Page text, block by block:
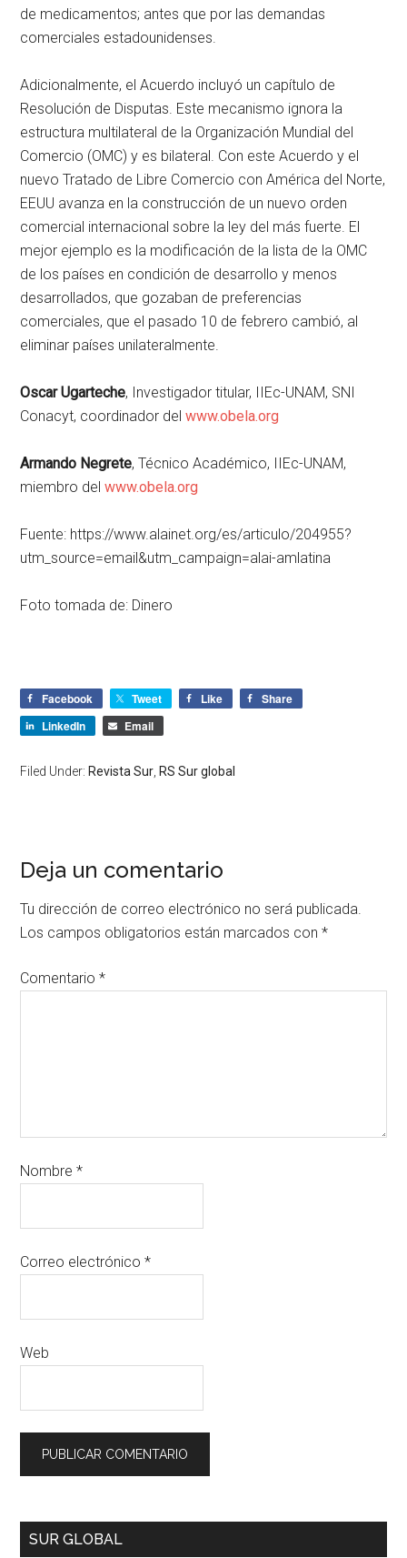
de medicamentos; antes que por las demandas
comerciales estadounidenses.
Adicionalmente, el Acuerdo incluyó un capítulo de
Resolución de Disputas. Este mecanismo ignora la
estructura multilateral de la Organización Mundial del
Comercio (OMC) y es bilateral. Con este Acuerdo y el
nuevo Tratado de Libre Comercio con América del Norte,
EEUU avanza en la construcción de un nuevo orden
comercial internacional sobre la ley del más fuerte. El
mejor ejemplo es la modificación de la lista de la OMC
de los países en condición de desarrollo y menos
desarrollados, que gozaban de preferencias
comerciales, que el pasado 10 de febrero cambió, al
eliminar países unilateralmente.
Oscar Ugarteche, Investigador titular, IIEc-UNAM, SNI
Conacyt, coordinador delwww.obela.org
Armando Negrete, Técnico Académico, IIEc-UNAM,
miembro delwww.obela.org
Fuente: https://www.alainet.org/es/articulo/204955?
utm_source=email&utm_campaign=alai-amlatina
Foto tomada de: Dinero
Facebook Tweet Like
Share
LinkedIn
Email
Filed Under: Revista Sur RS Sur global
Deja un comentario
Tu dirección de correo electrónico no será publicada.
Los campos obligatorios están marcados con*
Comentario*
Nombre*
Correo electrónico*
Web
SUR GLOBAL